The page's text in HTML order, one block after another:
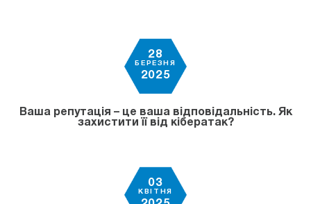
28
БЕРЕЗНЯ
2025
Ваша репутація – це ваша відповідальність. Як
захистити її від кібератак?
03
КВІТНЯ